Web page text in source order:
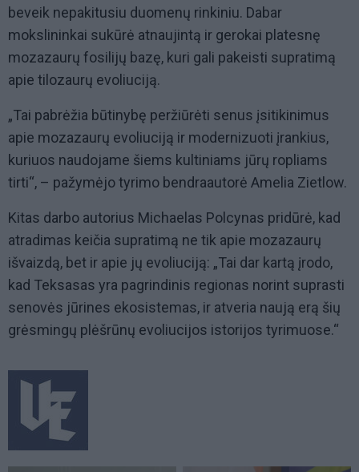
beveik nepakitusiu duomenų rinkiniu. Dabar
mokslininkai sukūrė atnaujintą ir gerokai platesnę
mozazaurų fosilijų bazę, kuri gali pakeisti supratimą
apie tilozaurų evoliuciją.
„Tai pabrėžia būtinybę peržiūrėti senus įsitikinimus
apie mozazaurų evoliuciją ir modernizuoti įrankius,
kuriuos naudojame šiems kultiniams jūrų ropliams
tirti“, – pažymėjo tyrimo bendraautorė Amelia Zietlow.
Kitas darbo autorius Michaelas Polcynas pridūrė, kad
atradimas keičia supratimą ne tik apie mozazaurų
išvaizdą, bet ir apie jų evoliuciją: „Tai dar kartą įrodo,
kad Teksasas yra pagrindinis regionas norint suprasti
senovės jūrines ekosistemas, ir atveria naują erą šių
grėsmingų plėšrūnų evoliucijos istorijos tyrimuose.“